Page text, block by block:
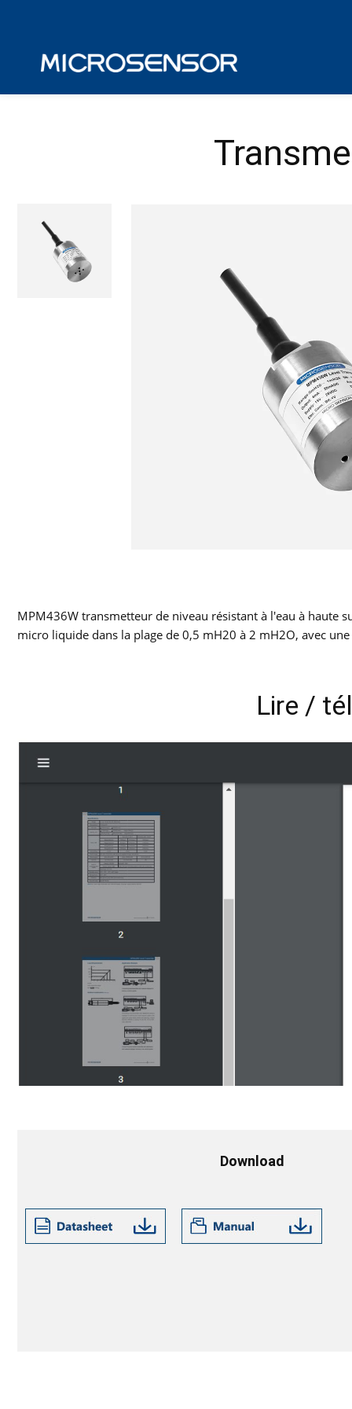
MPM436W transmetteur de niveau résistant à l'eau à haute
micro liquide dans la plage de 0,5 mH20 à 2 mH2O, avec
Lire /
Download